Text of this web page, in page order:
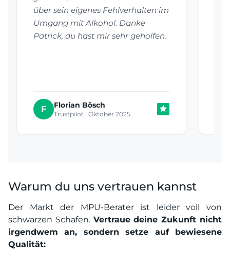
über sein eigenes Fehlverhalten im
Umgang mit Alkohol. Danke
Patrick, du hast mir sehr geholfen.
F Florian Bösch
Trustpilot · Oktober 2025
Warum du uns vertrauen kannst
Der Markt der MPU-Berater ist leider voll von
schwarzen Schafen. Vertraue deine Zukunft nicht
irgendwem an, sondern setze auf bewiesene
Qualität: